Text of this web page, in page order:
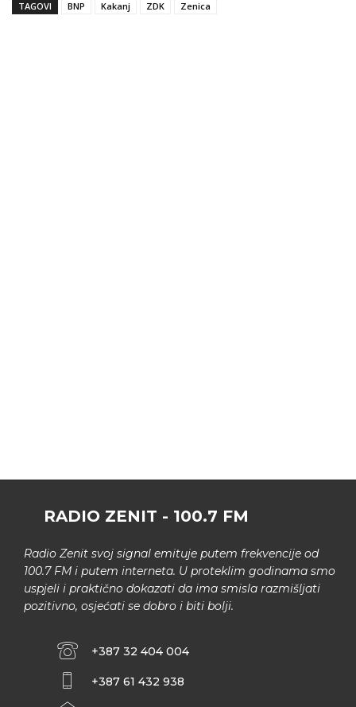
TAGOVI
BNP Kakanj ZDK Zenica
RADIO ZENIT - 100.7 FM
Radio Zenit svoj signal emituje putem frekvencije od
100.7 FM i putem interneta. U proteklim godinama smo
uspjeli i praktično dokazati da ima smisla razmišljati
pozitivno, osjećati se dobro i biti bolji.
+387 32 404 004
+387 61 432 938